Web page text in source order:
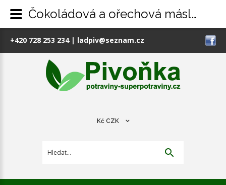
+420 728 253 234| ladpiv@seznam.cz
Kč CZK
Čokoládová a ořechová másla-krémy